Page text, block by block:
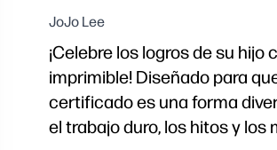
JoJo Lee
¡Celebre los logros de su
imprimible! Diseñado para
certificado es una forma
el trabajo duro, los hitos y